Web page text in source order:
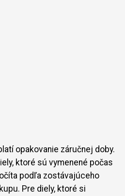
opakovanie záručnej doby.
ktoré sú vymenené počas
podľa zostávajúceho
Pre diely, ktoré si